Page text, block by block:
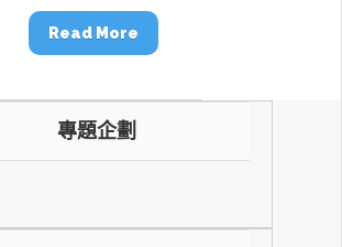
Read More
專題企劃